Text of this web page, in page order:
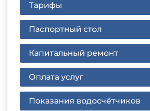
Тарифы
Паспортный стол
Капитальный ремонт
Оплата услуг
Показания водосчётчиков